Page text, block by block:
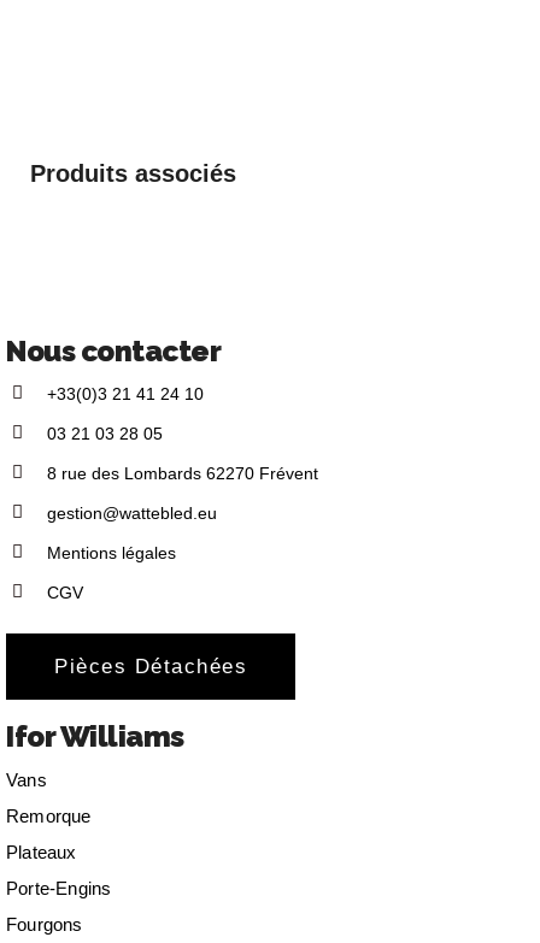
Produits associés
Nous contacter
+33(0)3 21 41 24 10
03 21 03 28 05
8 rue des Lombards 62270 Frévent
gestion@wattebled.eu
Mentions légales
CGV
Pièces Détachées
Ifor Williams
Vans
Remorque
Plateaux
Porte-Engins
Fourgons